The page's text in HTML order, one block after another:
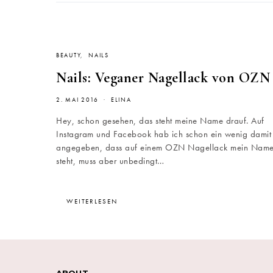
BEAUTY NAILS
Nails: Veganer Nagellack von OZN
2. MAI 2016 ELINA
Hey, schon gesehen, das steht meine Name drauf. Auf
Instagram und Facebook hab ich schon ein wenig damit
angegeben, dass auf einem OZN Nagellack mein
steht, muss aber unbedingt…
WEITERLESEN